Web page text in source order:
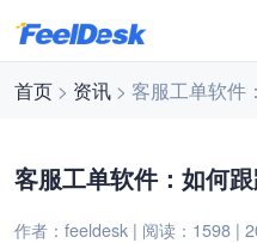
首页 > 资讯 > 客服工单软件
客服工单软件：如何
作者：feeldesk | 阅读：1598 |